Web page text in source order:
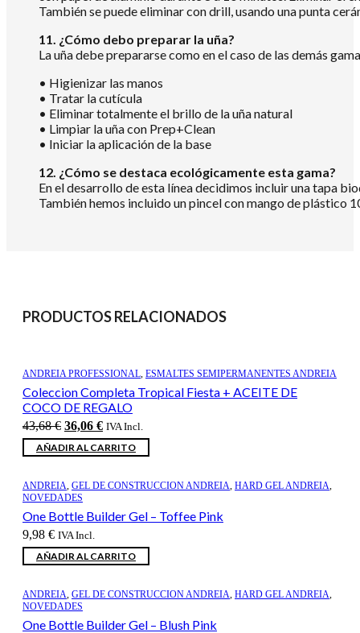
También se puede eliminar con drill, usando una punta
11. ¿Cómo debo preparar la uña?
La uña debe prepararse como en el caso de las demás
• Higienizar las manos
• Tratar la cutícula
• Eliminar totalmente el brillo de la uña natural
• Limpiar la uña con Prep+Clean
• Iniciar la aplicación de la base
12. ¿Cómo se destaca ecológicamente esta gama?
En el desarrollo de esta línea decidimos incluir una tapa
También hemos incluido un pincel con mango de plástico
PRODUCTOS RELACIONADOS
ANDREIA PROFESSIONAL, ESMALTES SEMIPERMANENTES ANDREIA
Coleccion Completa Tropical Fiesta + ACEITE DE
COCO DE REGALO
43,68€ El
precio
original
43,68 €.
36,06 €El
precio
actual
36,06 €.
IVA Incl.
AÑADIR AL CARRITO
ANDREIA, GEL DE CONSTRUCCION ANDREIA, HARD GEL ANDREIA,
NOVEDADES
One Bottle Builder Gel – Toffee Pink
9,98 € IVA Incl.
AÑADIR AL CARRITO
ANDREIA, GEL DE CONSTRUCCION ANDREIA, HARD GEL ANDREIA,
NOVEDADES
One Bottle Builder Gel – Blush Pink